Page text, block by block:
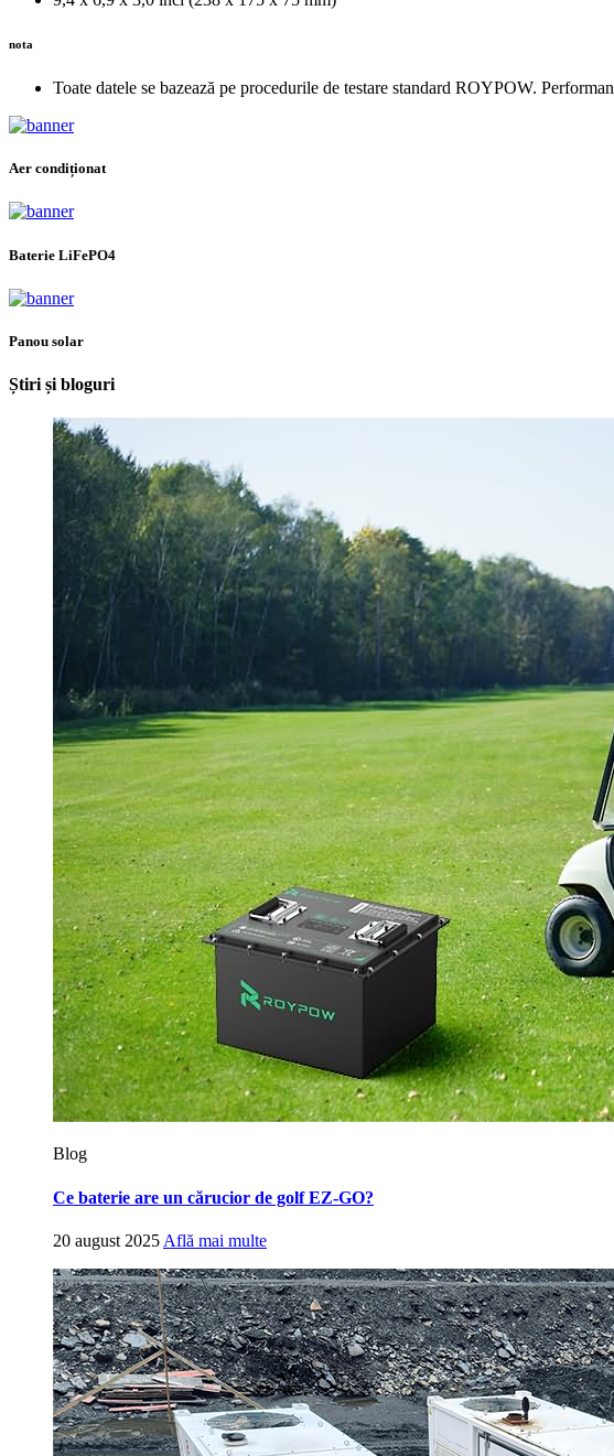
nota
Toate datele se bazează pe procedurile de testare standard ROYPOW.
Aer condiționat
Baterie LiFePO4
Panou solar
Știri și bloguri
Blog
Ce baterie are un cărucior de golf EZ-GO?
20 august 2025 Află mai multe